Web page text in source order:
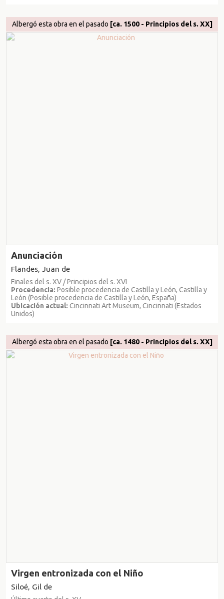
Albergó esta obra en el pasado [ca. 1500 - Principios del s. XX]
Anunciación
Flandes, Juan de
Finales del s. XV / Principios del s. XVI
Procedencia: Posible procedencia de Castilla y León, Castilla y
León (Posible procedencia de Castilla y León, España)
Ubicación actual: Cincinnati Art Museum, Cincinnati (Estados
Unidos)
Albergó esta obra en el pasado [ca. 1480 - Principios del s. XX]
Virgen entronizada con el Niño
Siloé, Gil de